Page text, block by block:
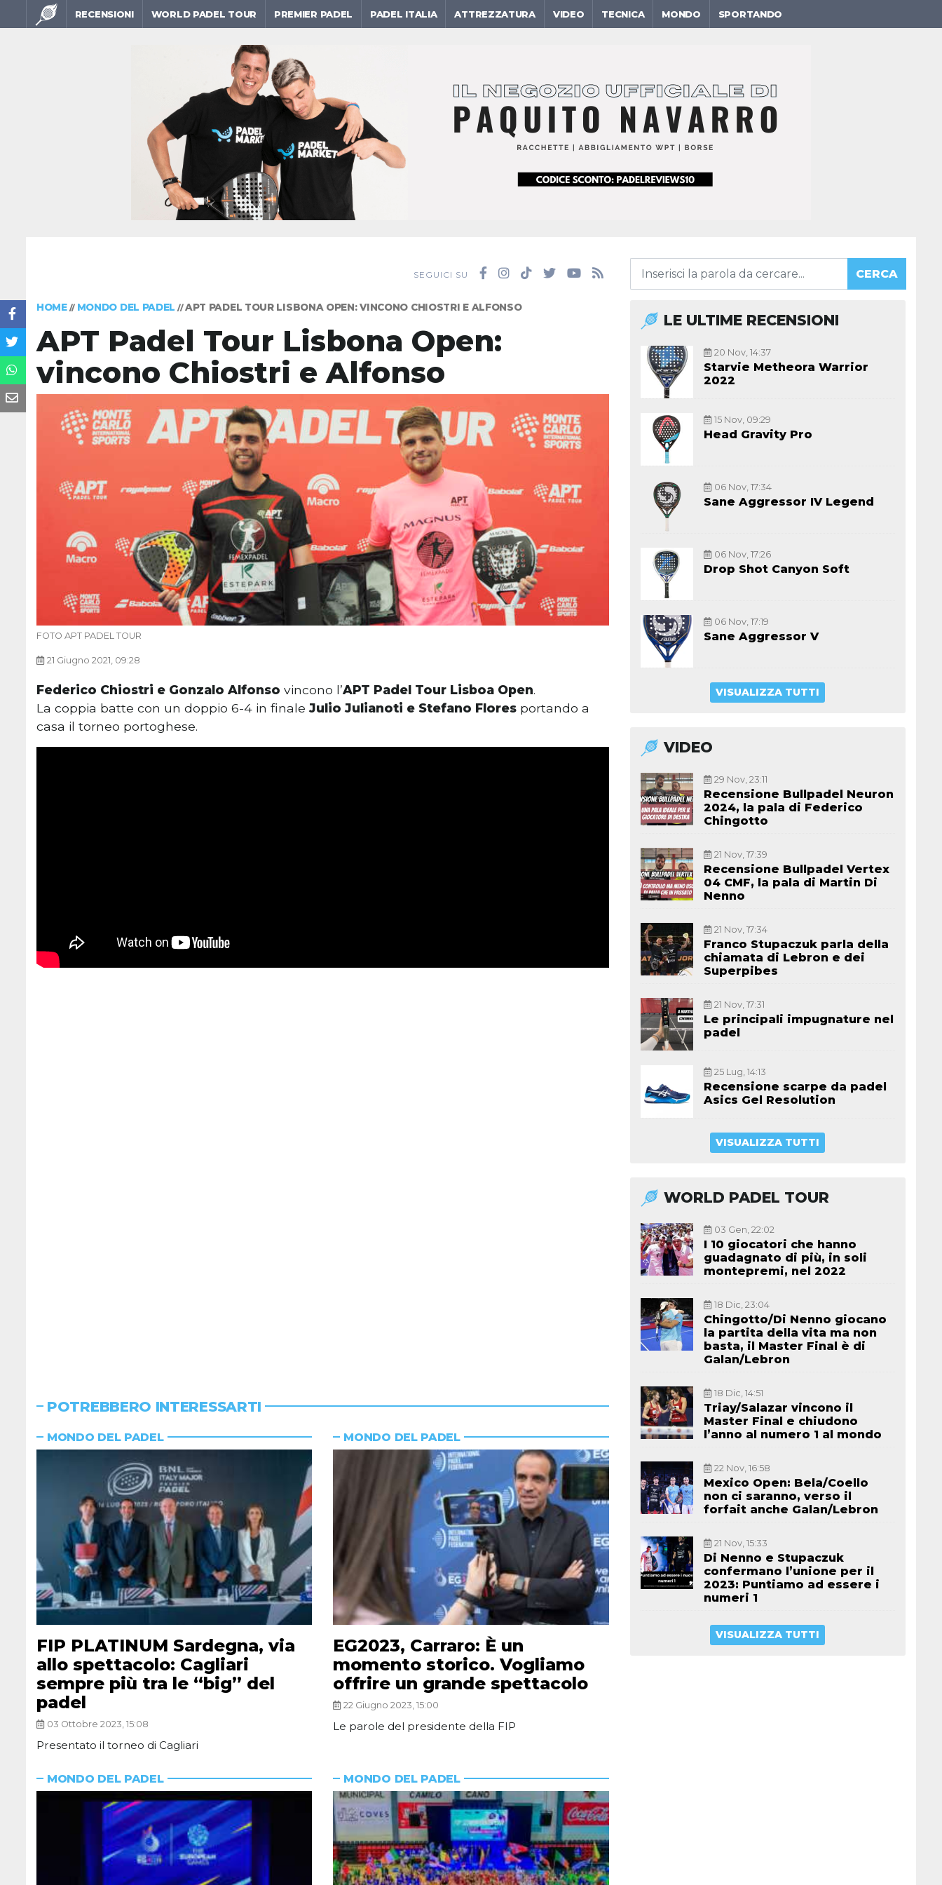
RECENSIONI WORLD PADEL TOUR PREMIER PADEL PADEL ITALIA ATTREZZATURA VIDEO TECNICA MONDO SPORTANDO
SEGUICI SU CERCA
HOME// MONDO DEL PADEL //APT PADEL TOUR LISBONA OPEN: VINCONO CHIOSTRI E ALFONSO
APT Padel Tour Lisbona Open:
vincono Chiostri e Alfonso
FOTO APT PADEL TOUR
21 Giugno 2021, 09:28
Federico Chiostri e Gonzalo Alfonso vincono l’APT Padel Tour Lisboa Open.
La coppia batte con un doppio 6-4 in finaleJulio Julianoti e Stefano Flores portando a
casa il torneo portoghese.
POTREBBERO INTERESSARTI
MONDO DEL PADEL
FIP PLATINUM Sardegna, via
allo spettacolo: Cagliari
sempre più tra le “big” del
padel
03 Ottobre 2023, 15:08
Presentato il torneo di Cagliari
MONDO DEL PADEL
EG2023, Carraro: È un
momento storico. Vogliamo
offrire un grande spettacolo
22 Giugno 2023, 15:00
Le parole del presidente della FIP
MONDO DEL PADEL MONDO DEL PADEL
LE ULTIME RECENSIONI
20 Nov, 14:37
Starvie Metheora Warrior
2022
15 Nov, 09:29
Head Gravity Pro
06 Nov, 17:34
Sane Aggressor IV Legend
06 Nov, 17:26
Drop Shot Canyon Soft
06 Nov, 17:19
Sane Aggressor V
VISUALIZZA TUTTI
VIDEO
29 Nov, 23:11
Recensione Bullpadel Neuron
2024, la pala di Federico
Chingotto
21 Nov, 17:39
Recensione Bullpadel Vertex
04 CMF, la pala di Martin Di
Nenno
21 Nov, 17:34
Franco Stupaczuk parla della
chiamata di Lebron e dei
Superpibes
21 Nov, 17:31
Le principali impugnature nel
padel
25 Lug, 14:13
Recensione scarpe da padel
Asics Gel Resolution
VISUALIZZA TUTTI
WORLD PADEL TOUR
03 Gen, 22:02
I 10 giocatori che hanno
guadagnato di più, in soli
montepremi, nel 2022
18 Dic, 23:04
Chingotto/Di Nenno giocano
la partita della vita ma non
basta, il Master Final è di
Galan/Lebron
18 Dic, 14:51
Triay/Salazar vincono il
Master Final e chiudono
l’anno al numero 1 al mondo
22 Nov, 16:58
Mexico Open: Bela/Coello
non ci saranno, verso il
forfait anche Galan/Lebron
21 Nov, 15:33
Di Nenno e Stupaczuk
confermano l’unione per il
2023: Puntiamo ad essere i
numeri 1
VISUALIZZA TUTTI